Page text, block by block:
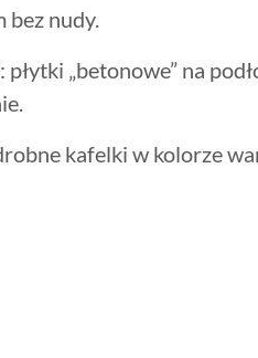
bez nudy.
„betonowe” na
kafelki w kolorze